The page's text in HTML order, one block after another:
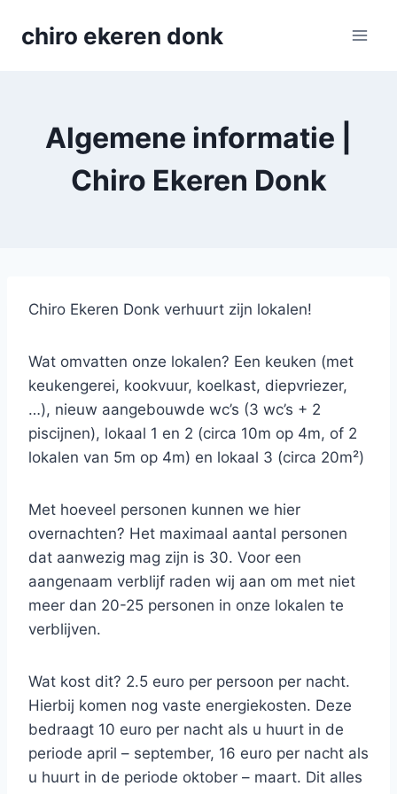
chiro ekeren donk
Algemene informatie |
Chiro Ekeren Donk
Chiro Ekeren Donk verhuurt zijn lokalen!
Wat omvatten onze lokalen? Een keuken (met
keukengerei, kookvuur, koelkast, diepvriezer,
…), nieuw aangebouwde wc’s (3 wc’s + 2
piscijnen), lokaal 1 en 2 (circa 10m op 4m, of 2
lokalen van 5m op 4m) en lokaal 3 (circa 20m²)
Met hoeveel personen kunnen we hier
overnachten? Het maximaal aantal personen
dat aanwezig mag zijn is 30. Voor een
aangenaam verblijf raden wij aan om met niet
meer dan 20-25 personen in onze lokalen te
verblijven.
Wat kost dit? 2.5 euro per persoon per nacht.
Hierbij komen nog vaste energiekosten. Deze
bedraagt 10 euro per nacht als u huurt in de
periode april – september, 16 euro per nacht als
u huurt in de periode oktober – maart. Dit alles